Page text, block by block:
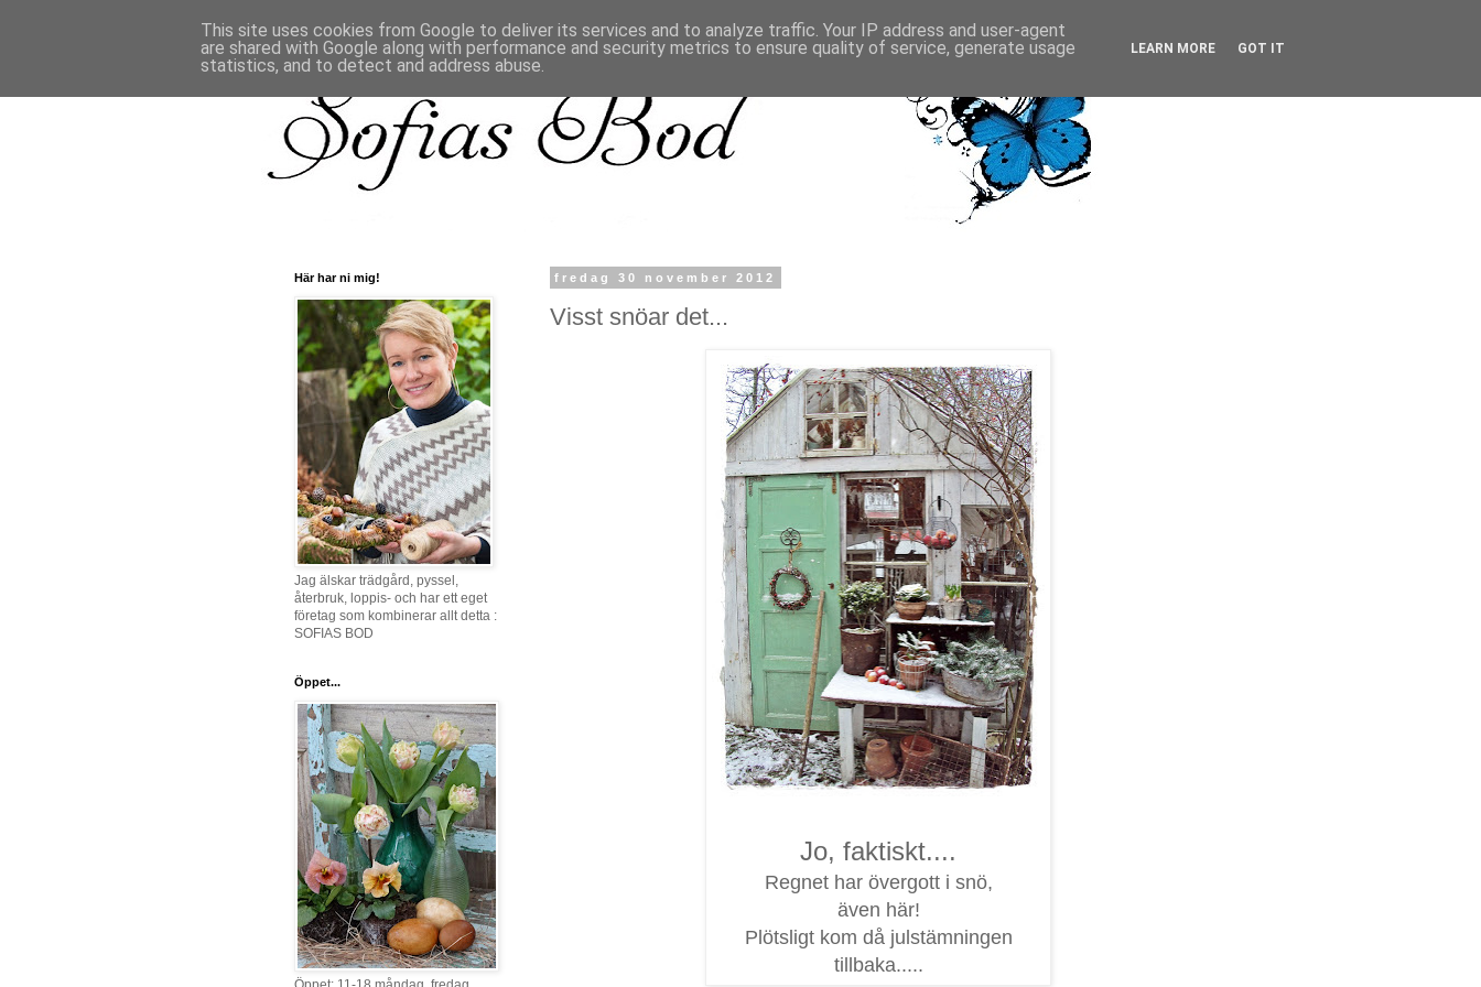
fredag 30 november 2012
Visst snöar det...
Jo, faktiskt....
Regnet har övergott i snö,
även här!
Plötsligt kom då julstämningen
tillbaka.....
Här har ni mig!
Jag älskar trädgård, pyssel,
återbruk, loppis- och har ett eget
företag som kombinerar allt detta :
SOFIAS BOD
Öppet...
This site uses cookies from Google to deliver its services and to analyze traffic. Your IP address and user-agent
are shared with Google along with performance and security metrics to ensure quality of service, generate usage
statistics, and to detect and address abuse.
LEARN MORE GOT IT